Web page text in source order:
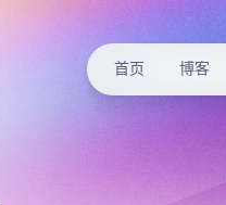
首页 博客